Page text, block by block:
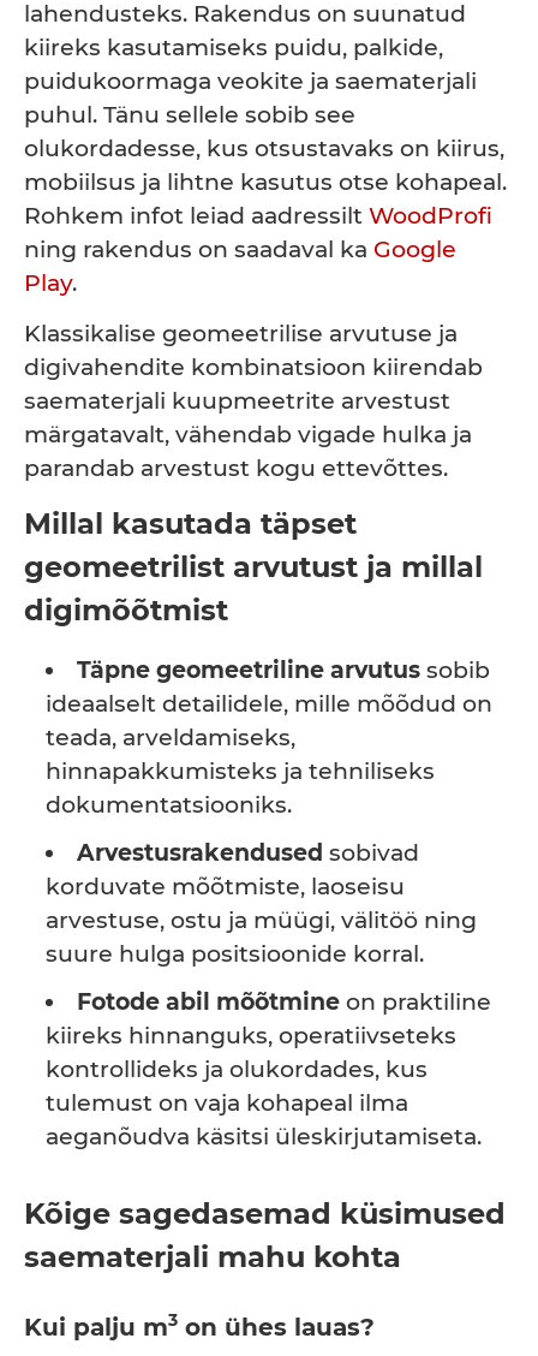
lahendusteks. Rakendus on suunatud
kiireks kasutamiseks puidu, palkide,
puidukoormaga veokite ja saematerjali
puhul. Tänu sellele sobib see
olukordadesse, kus otsustavaks on kiirus,
mobiilsus ja lihtne kasutus otse kohapeal.
Rohkem infot leiad aadressilt WoodProfi
ning rakendus on saadaval ka Google
Play.
Klassikalise geomeetrilise arvutuse ja
digivahendite kombinatsioon kiirendab
saematerjali kuupmeetrite arvestust
märgatavalt, vähendab vigade hulka ja
parandab arvestust kogu ettevõttes.
Millal kasutada täpset
geomeetrilist arvutust ja millal
digimõõtmist
Täpne geomeetriline arvutus sobib
ideaalselt detailidele, mille mõõdud on
teada, arveldamiseks,
hinnapakkumisteks ja tehniliseks
dokumentatsiooniks.
Arvestusrakendused sobivad
korduvate mõõtmiste, laoseisu
arvestuse, ostu ja müügi, välitöö ning
suure hulga positsioonide korral.
Fotode abil mõõtmine on praktiline
kiireks hinnanguks, operatiivseteks
kontrollideks ja olukordades, kus
tulemust on vaja kohapeal ilma
aeganõudva käsitsi üleskirjutamiseta.
Kõige sagedasemad küsimused
saematerjali mahu kohta
Kui palju m3 on ühes lauas?